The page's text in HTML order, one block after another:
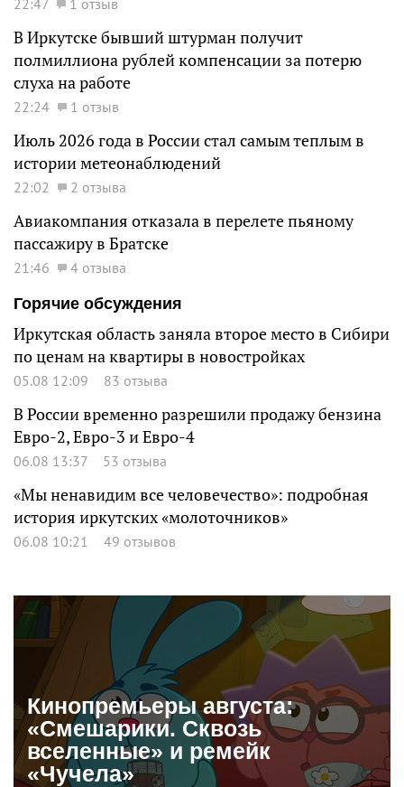
22:47 1 отзыв
В Иркутске бывший штурман получит
полмиллиона рублей компенсации за потерю
слуха на работе
22:24 1 отзыв
Июль 2026 года в России стал самым теплым в
истории метеонаблюдений
22:02 2 отзыва
Авиакомпания отказала в перелете пьяному
пассажиру в Братске
21:46
4 отзыва
Горячие обсуждения
Иркутская область заняла второе место в Сибири
по ценам на квартиры в новостройках
05.08 12:09 83 отзыва
В России временно разрешили продажу бензина
Евро-2, Евро-3 и Евро-4
06.08 13:37 53 отзыва
«Мы ненавидим все человечество»: подробная
история иркутских «молоточников»
06.08 10:21 49 отзывов
Кинопремьеры августа:
«Смешарики. Сквозь
вселенные» и ремейк
«Чучела»